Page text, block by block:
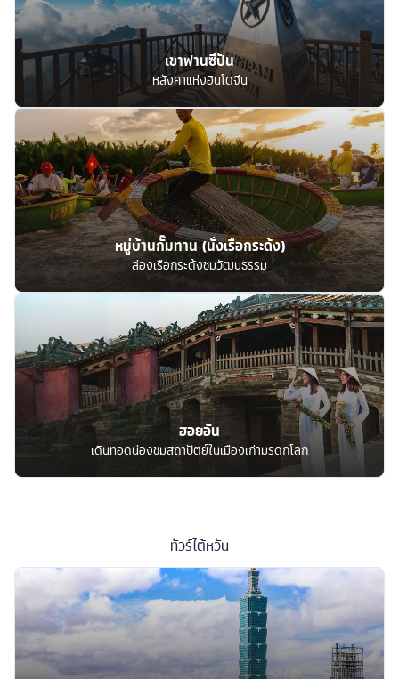
เขาฟานซีปัน
หลังคาแห่งอินโดจีน
หมู่บ้านกั๊มทาน (นั่งเรือกระด้ง)
ล่องเรือกระด้งชมวัฒนธรรม
ฮอยอัน
เดินทอดน่องชมสถาปัตย์ในเมืองเก่ามรดกโลก
ทัวร์ไต้หวัน